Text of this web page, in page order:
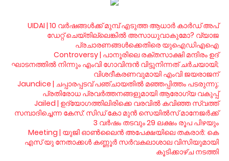
UIDAI | 10 വര്‍ഷങ്ങള്‍ക്ക് മുമ്പ് എടുത്ത ആധാര്‍ കാര്‍ഡ് അപ്
ഡേറ്റ് ചെയ്തില്ലെങ്കില്‍ അസാധുവാകുമോ? വ്യാജ
പ്രചാരണങ്ങള്‍ക്കെതിരെ യുഐഡിഎഐ
Controversy | പാനൂരിലെ രക്തസാക്ഷി മന്ദിരം ഉദ്
ഘാടനത്തില്‍ നിന്നും എംവി ഗോവിന്ദന്‍ വിട്ടുനിന്നത് ചര്‍ചയായി;
വിശദീകരണവുമായി എംവി ജയരാജന്‍
Jaundice | ചപ്പാരപ്പടവ് പഞ്ചായതില്‍ മഞ്ഞപ്പിത്തം പടരുന്നു;
പ്രതിരോധ പ്രവര്‍ത്തനങ്ങളുമായി ആരോഗ്യ വകുപ്പ്
Jailed | ഉദ്യോഗത്തിലിരിക്കെ വരവില്‍ കവിഞ്ഞ സ്വത്ത്
സമ്പാദിച്ചെന്ന കേസ്: സിഡ് കോ മുന്‍ സെയില്‍സ് മാനേജര്‍ക്ക്
3 വര്‍ഷം തടവും 29 ലക്ഷം രൂപ പിഴയും
Meeting | യുജി ഓണ്‍ലൈന്‍ അപേക്ഷയിലെ തകരാര്‍: കെ
എസ് യു നേതാക്കള്‍ കണ്ണൂര്‍ സര്‍വകലാശാല വിസിയുമായി
കൂടിക്കാഴ്ച നടത്തി